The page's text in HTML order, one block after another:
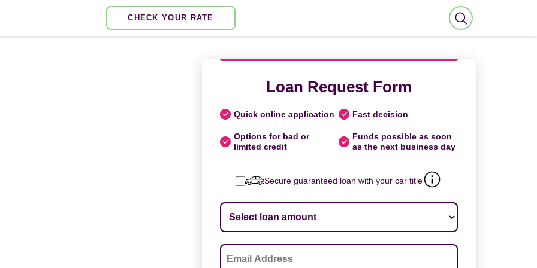
CHECK YOUR RATE
Loan Request Form
Quick online application Fast decision
Options for bad or
limited credit
Funds possible as soon
as the next business day
Secure guaranteed loan with your car title